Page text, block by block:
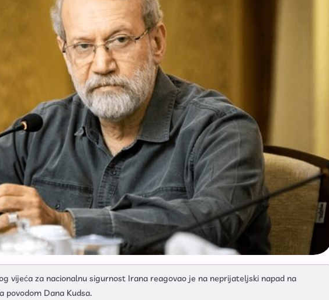
vijeća za nacionalnu sigurnost Irana reagovao je na neprijateljski napad na
povodom Dana Kudsa.